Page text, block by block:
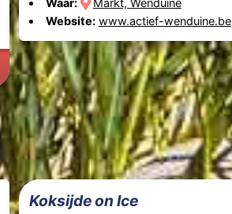
Website: www.actief-wenduine.be
Koksijde on Ice